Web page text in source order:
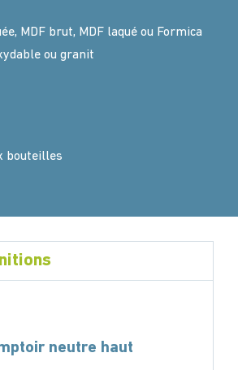
MDF brut, MDF laqué ou Formica
ou granit
bouteilles
neutre haut